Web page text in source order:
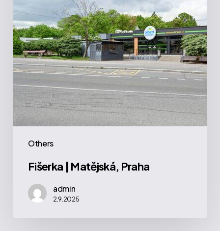
Others
Fišerka | Matějská, Praha
admin
2.9.2025